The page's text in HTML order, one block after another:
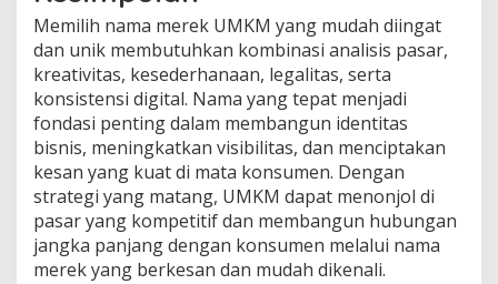
Memilih nama merek UMKM yang mudah diingat
dan unik membutuhkan kombinasi analisis pasar,
kreativitas, kesederhanaan, legalitas, serta
konsistensi digital. Nama yang tepat menjadi
fondasi penting dalam membangun identitas
bisnis, meningkatkan visibilitas, dan menciptakan
kesan yang kuat di mata konsumen. Dengan
strategi yang matang, UMKM dapat menonjol di
pasar yang kompetitif dan membangun hubungan
jangka panjang dengan konsumen melalui nama
merek yang berkesan dan mudah dikenali.